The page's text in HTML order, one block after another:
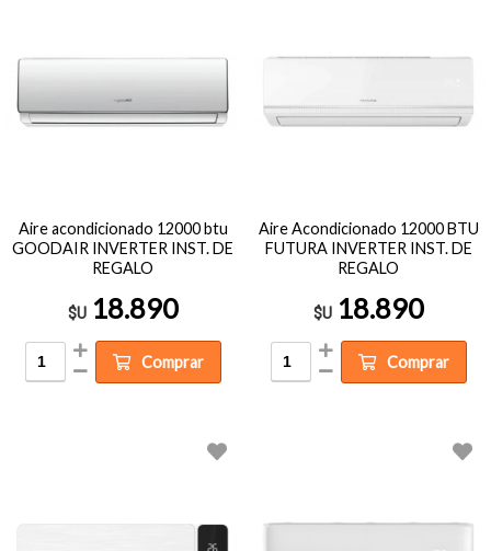
Aire acondicionado 12000 btu
GOODAIR INVERTER INST. DE
REGALO
$U 18.890
Comprar
Aire Acondicionado 12000 BTU
FUTURA INVERTER INST. DE
REGALO
$U 18.890
Comprar